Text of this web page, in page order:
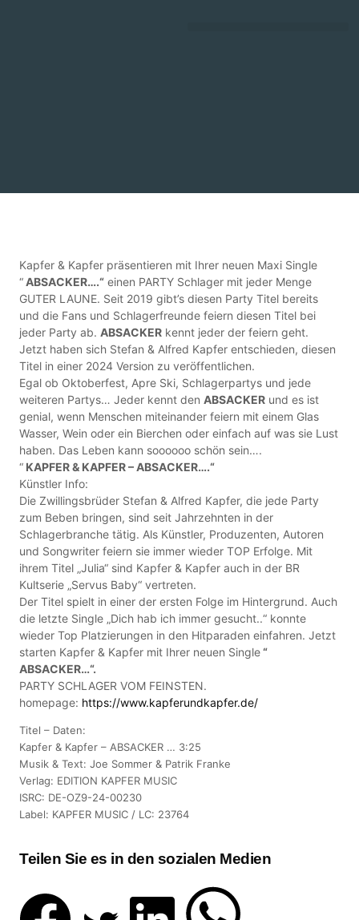
Kapfer & Kapfer präsentieren mit Ihrer neuen Maxi Single
“ABSACKER….“ einen PARTY Schlager mit jeder Menge
GUTER LAUNE. Seit 2019 gibt’s diesen Party Titel bereits
und die Fans und Schlagerfreunde feiern diesen Titel bei
jeder Party ab. ABSACKER kennt jeder der feiern geht.
Jetzt haben sich Stefan & Alfred Kapfer entschieden, diesen
Titel in einer 2024 Version zu veröffentlichen.
Egal ob Oktoberfest, Apre Ski, Schlagerpartys und jede
weiteren Partys… Jeder kennt den ABSACKER und es ist
genial, wenn Menschen miteinander feiern mit einem Glas
Wasser, Wein oder ein Bierchen oder einfach auf was sie Lust
haben. Das Leben kann soooooo schön sein….
“ KAPFER & KAPFER – ABSACKER….“
Künstler Info:
Die Zwillingsbrüder Stefan & Alfred Kapfer, die jede Party
zum Beben bringen, sind seit Jahrzehnten in der
Schlagerbranche tätig. Als Künstler, Produzenten, Autoren
und Songwriter feiern sie immer wieder TOP Erfolge. Mit
ihrem Titel „Julia“ sind Kapfer & Kapfer auch in der BR
Kultserie „Servus Baby“ vertreten.
Der Titel spielt in einer der ersten Folge im Hintergrund. Auch
die letzte Single „Dich hab ich immer gesucht..“ konnte
wieder Top Platzierungen in den Hitparaden einfahren. Jetzt
starten Kapfer & Kapfer mit Ihrer neuen Single“
ABSACKER…“.
PARTY SCHLAGER VOM FEINSTEN.
homepage: https://www.kapferundkapfer.de/
Titel – Daten:
Kapfer & Kapfer – ABSACKER … 3:25
Musik & Text: Joe Sommer & Patrik Franke
Verlag: EDITION KAPFER MUSIC
ISRC: DE-OZ9-24-00230
Label: KAPFER MUSIC / LC: 23764
Teilen Sie es in den sozialen Medien